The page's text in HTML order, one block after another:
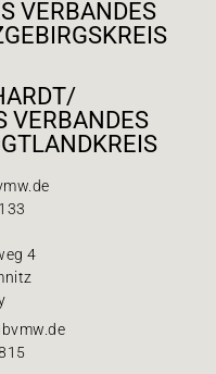
VERBANDES
VERBANDES
4